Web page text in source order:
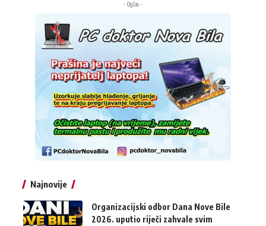
- Oglas -
Najnovije
Organizacijski odbor Dana Nove Bile
2026. uputio riječi zahvale svim